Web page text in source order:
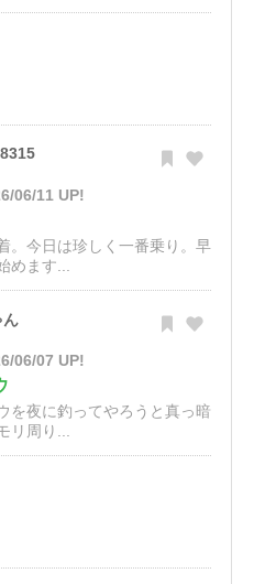
06/11 UP!
。今日は珍しく一番乗り。早
めます...
ん
06/07 UP!
を夜に釣ってやろうと真っ暗
リ周り...